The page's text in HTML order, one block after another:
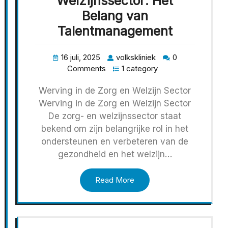
Belang van
Talentmanagement
16 juli, 2025 volkskliniek
0
Comments
1 category
Werving in de Zorg en Welzijn Sector
Werving in de Zorg en Welzijn Sector
De zorg- en welzijnssector staat
bekend om zijn belangrijke rol in het
ondersteunen en verbeteren van de
gezondheid en het welzijn…
Read More